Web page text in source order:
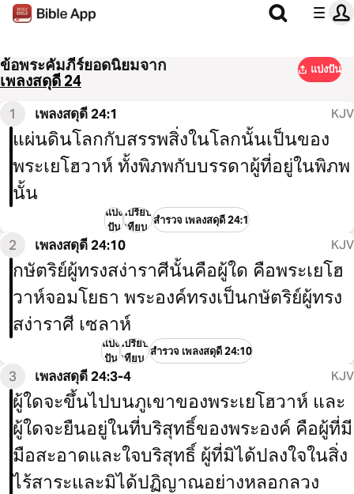
ข้อพระคัมภีร์ยอดนิยมจาก
เพลงสดุ​ดี 24
แบ่งปัน
1 เพลงสดุ​ดี 24:1 KJV
แผ่​นดินโลกกับสรรพสิ่งในโลกนั้นเป็นของ
พระเยโฮวาห์ ทั้งพิภพกับบรรดาผู้​ที่อยู่​ในพิภพ
นั้น
แบ่ง
ปัน
เปรียบ
เทียบ
สำรวจ เพลงสดุ​ดี 24:1
2 เพลงสดุ​ดี 24:10 KJV
กษัตริย์​ผู้​ทรงสง่าราศีนั้นคือผู้​ใด คือพระเยโฮ
วาห์จอมโยธา พระองค์​ทรงเป็นกษั​ตริ​ย์​ผู้​ทรง
สง่าราศี เซลาห์
แบ่ง
ปัน
เปรียบ
เทียบ
สำรวจ เพลงสดุ​ดี 24:10
3 เพลงสดุ​ดี 24:3-4 KJV
ผู้​ใดจะขึ้นไปบนภูเขาของพระเยโฮวาห์ และ
ผู้ใดจะยืนอยู่ในที่​บริสุทธิ์​ของพระองค์ คือผู้​ที่​มี​
มือสะอาดและใจบริ​สุทธิ​์ ผู้​ที่​มิได้​ปลงใจในสิ่ง
ไร้สาระและมิ​ได้​ปฏิญาณอย่างหลอกลวง